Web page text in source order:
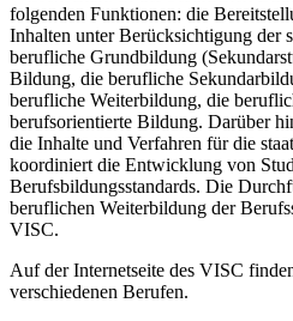
folgenden Funktionen: die
Inhalten unter Berücksichtigung der
berufliche Grundbildung
Bildung, die berufliche
berufliche Weiterbildung, die
berufsorientierte Bildung. Darüber
die Inhalte und Verfahren für die
koordiniert die Entwicklung von
Berufsbildungsstandards. Die
beruflichen Weiterbildung der
VISC.
Auf der Internetseite des VISC
verschiedenen Berufen.